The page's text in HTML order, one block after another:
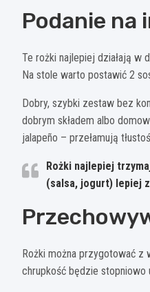
Podanie na
Te rożki najlepiej działają w
Na stole warto postawić 2
Dobry, szybki zestaw bez
dobrym składem albo
jalapeño – przełamują
Rożki najlepiej
(salsa, jogurt) lepiej
Rożki można przygotować z
chrupkość będzie stopniowo